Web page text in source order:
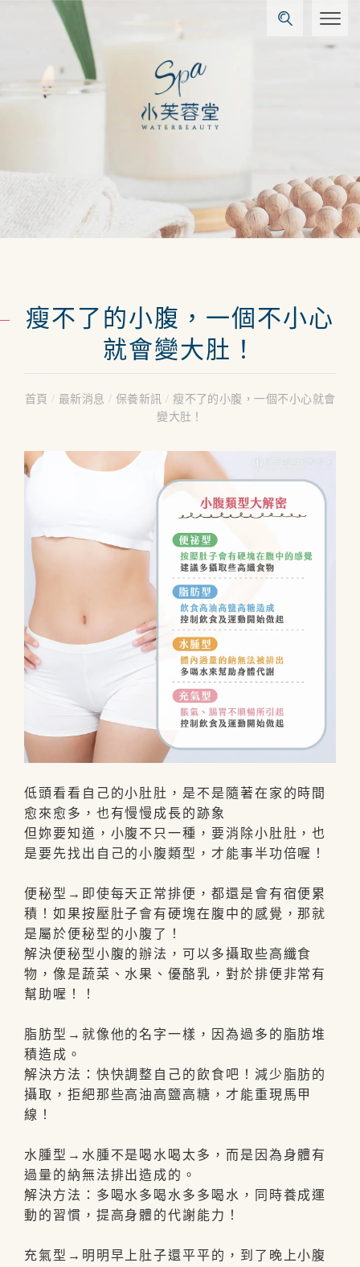
瘦不了的小腹，一個不小心
就會變大肚！
首頁 / 最新消息/ 保養新訊/ 瘦不了的小腹，一個不小心就會
變大肚！
低頭看看自己的小肚肚，是不是隨著在家的時間
愈來愈多，也有慢慢成長的跡象
但妳要知道，小腹不只一種，要消除小肚肚，也
是要先找出自己的小腹類型，才能事半功倍喔！
便秘型→即使每天正常排便，都還是會有宿便累
積！如果按壓肚子會有硬塊在腹中的感覺，那就
是屬於便秘型的小腹了！
解決便秘型小腹的辦法，可以多攝取些高纖食
物，像是蔬菜、水果、優酪乳，對於排便非常有
幫助喔！！
脂肪型→就像他的名字一樣，因為過多的脂肪堆
積造成。
解決方法：快快調整自己的飲食吧！減少脂肪的
攝取，拒紦那些高油高鹽高糖，才能重現馬甲
線！
水腫型→水腫不是喝水喝太多，而是因為身體有
過量的納無法排出造成的。
解決方法：多喝水多喝水多多喝水，同時養成運
動的習慣，提高身體的代謝能力！
充氣型→明明早上肚子還平平的，到了晚上小腹